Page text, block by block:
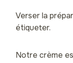
Verser la
étiqueter.
Notre crème